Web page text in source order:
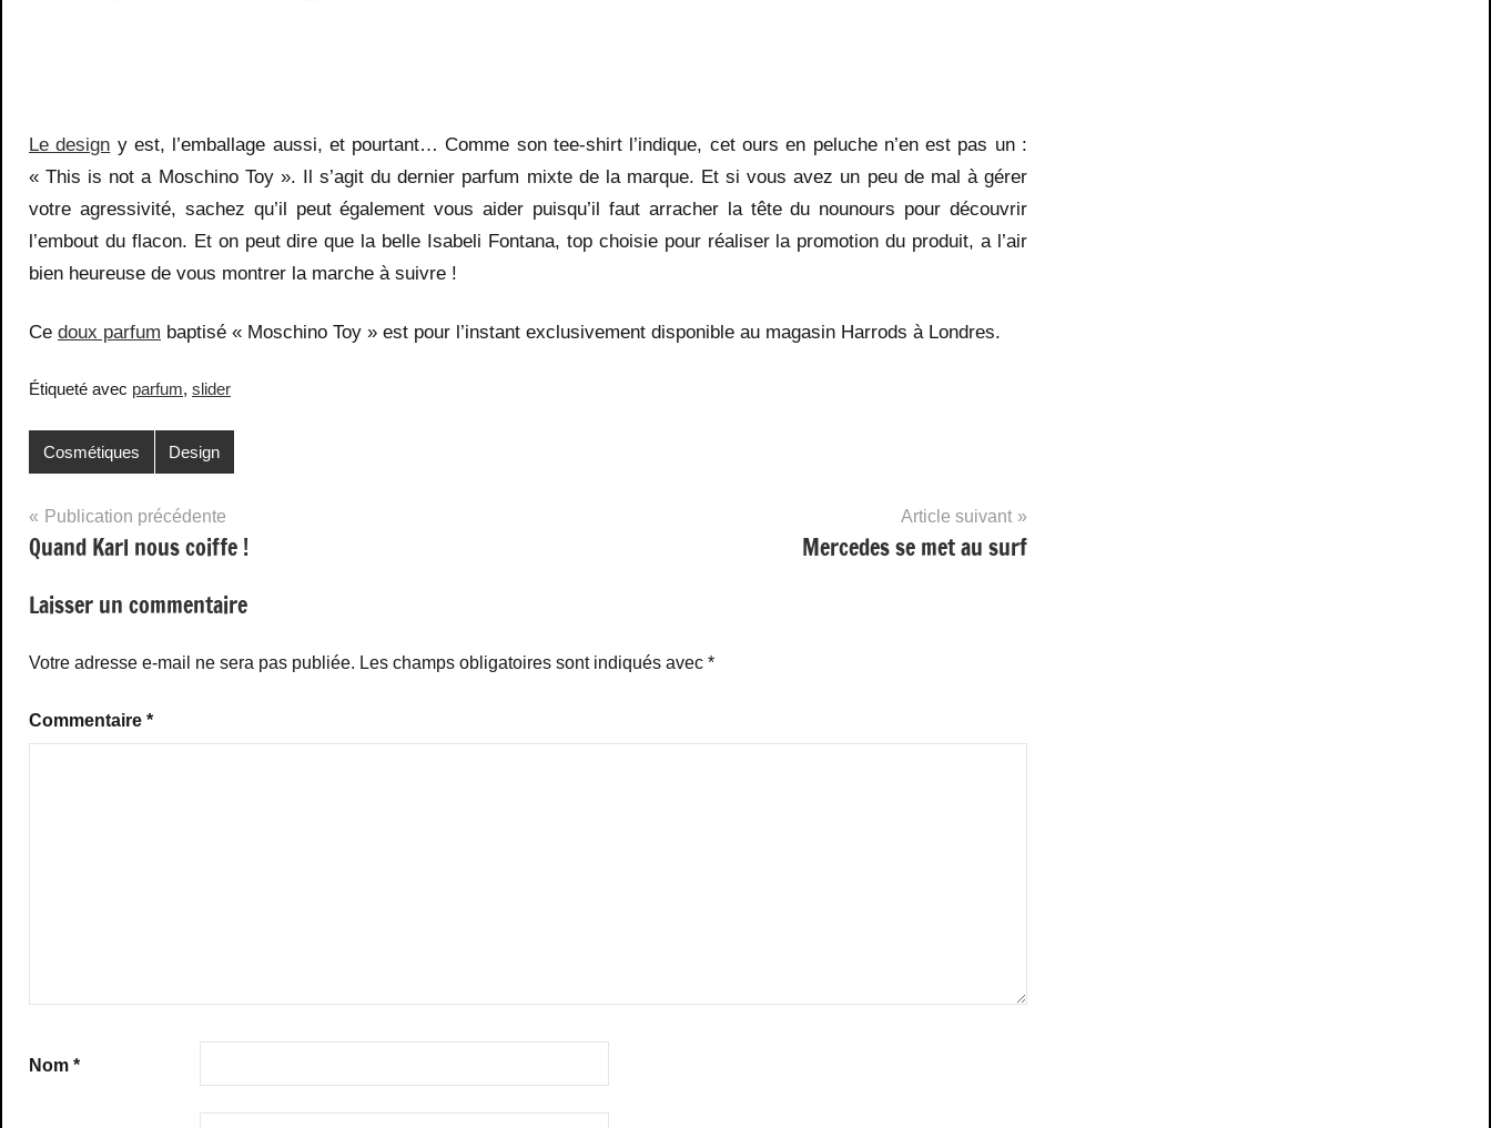
Le design y est, l’emballage aussi, et pourtant… Comme son tee-shirt l’indique, cet ours en peluche n’en est pas un :
« This is not a Moschino Toy ». Il s’agit du dernier parfum mixte de la marque. Et si vous avez un peu de mal à gérer
votre agressivité, sachez qu’il peut également vous aider puisqu’il faut arracher la tête du nounours pour découvrir
l’embout du flacon. Et on peut dire que la belle Isabeli Fontana, top choisie pour réaliser la promotion du produit, a l’air
bien heureuse de vous montrer la marche à suivre !
Ce doux parfum baptisé « Moschino Toy » est pour l’instant exclusivement disponible au magasin Harrods à Londres.
Étiqueté avec parfum, slider
Cosmétiques Design
Navigation
de
l’article
Publication précédente
Quand Karl nous coiffe !
Article suivant
Mercedes se met au surf
Laisser un commentaire
Votre adresse e-mail ne sera pas publiée. Les champs obligatoires sont indiqués avec *
Commentaire *
Nom *